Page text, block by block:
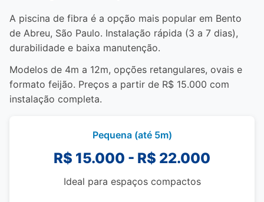
A piscina de fibra é a opção mais popular em Bento
de Abreu, São Paulo. Instalação rápida (3 a 7 dias),
durabilidade e baixa manutenção.
Modelos de 4m a 12m, opções retangulares, ovais e
formato feijão. Preços a partir de R$ 15.000 com
instalação completa.
Pequena (até 5m)
R$ 15.000 - R$ 22.000
Ideal para espaços compactos